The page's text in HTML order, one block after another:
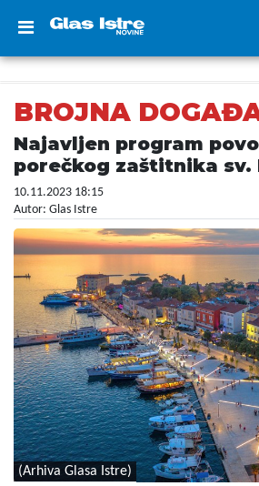
BROJNA
Najavljen program
porečkog zaštitnika sv.
10.11.2023 18:15
Autor: Glas Istre
(Arhiva Glasa Istre)